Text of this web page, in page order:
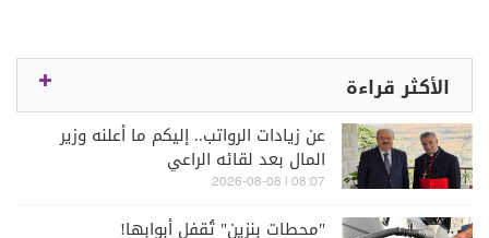
الأكثر قراءة
عن زيادات الرواتب.. إليكم ما أعلنه وزير
المال بعد لقائه الراعي
08:07 | 2026-08-08
"محطات بنزين" تُقفل أبوابها!